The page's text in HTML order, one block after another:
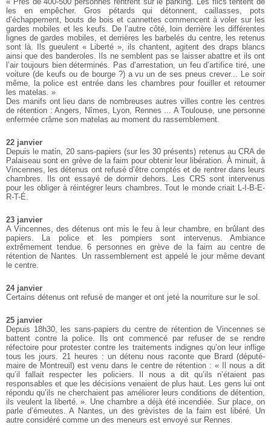
les en empêcher. Gros pétards qui détonnent, caillasses, pots
d’échappement, bouts de bois et cannettes commencent à voler sur les
gardes mobiles et les keufs. De l’autre côté, loin derrière les différentes
lignes de gardes mobiles, et derrières les barbelés du centre, les retenus
sont là. Ils gueulent « Liberté », ils chantent, agitent des draps blancs
ainsi que des banderoles. Ils ne semblent pas se laisser abattre et ils ont
l’air toujours bien déterminés. Pas d’arrestation, un feu d’artifice tiré, une
voiture (de keufs ou de bourge ?) a vu un de ses pneus crever... Le soir
même, la police est entrée dans les chambres pour fouiller et retourner
les matelas. »
Des manifs ont lieu dans de nombreuses autres villes contre les centres
de rétention : Angers, Nîmes, Lyon, Rennes ... A Toulouse, une personne
enfermée crâme son matelas au moment du rassemblement.
22 janvier
Depuis le matin, 20 sans-papiers (sur les 30 présents) retenus au CRA de
Palaiseau sont en grève de la faim pour obtenir leur libération. À minuit, à
Vincennes, les détenus ont refusé d’être comptés et de rentrer dans leurs
chambres. Ils ont essayé de dormir dehors. Les CRS sont intervenus
pour les obliger à réintégrer leurs chambres. Tout le monde criait L-I-B-E-
R-T-É.
23 janvier
A Vincennes, des détenus ont mis le feu à leur chambre, en brûlant des
papiers. La police et les pompiers sont intervenus. Ambiance
extrêmement tendue. 6 personnes en grève de la faim au centre de
rétention de Nantes. Un rassemblement est appelé le jour même devant
le centre.
24 janvier
Certains détenus ont refusé de manger et ont jeté la nourriture sur le sol.
25 janvier
Depuis 18h30, les sans-papiers du centre de rétention de Vincennes se
battent contre la police. Ils ont commencé par refuser de se rendre
réfectoire pour protester contre les traitements indignes qu’on leur inflige
tous les jours. 21 heures : un détenu nous raconte que Brard (député-
maire de Montreuil) est venu dans le centre de rétention : « Il nous a dit
qu’il fallait respecter les policiers. Il nous a dit qu’ils n’étaient pas
responsables et que les décisions venaient de plus haut. Les gens lui ont
répondu qu’ils ne cherchaient pas améliorer leurs conditions de détention,
ils veulent la liberté. ». Une chambre a déjà été incendiée. Sur place, on
parle d’émeutes. A Nantes, un des grèvistes de la faim est libéré. Un
autre considéré comme un des meneurs est envoyé sur Rennes.